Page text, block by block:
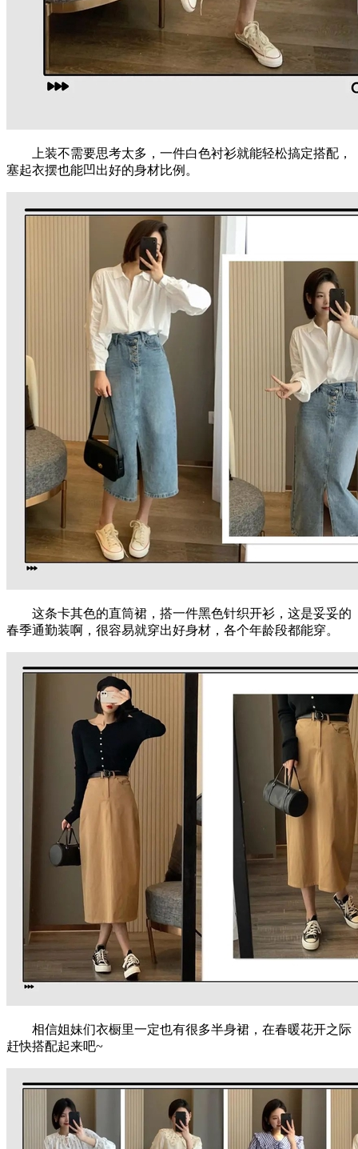
上装不需要思考太多，一件白色衬衫就能轻松搞定搭配，
塞起衣摆也能凹出好的身材比例。
这条卡其色的直筒裙，搭一件黑色针织开衫，这是妥妥的
春季通勤装啊，很容易就穿出好身材，各个年龄段都能穿。
相信姐妹们衣橱里一定也有很多半身裙，在春暖花开之际
赶快搭配起来吧~